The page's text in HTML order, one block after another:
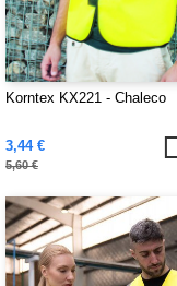
Korntex KX221 - Chaleco
3,44 €
5,60 €